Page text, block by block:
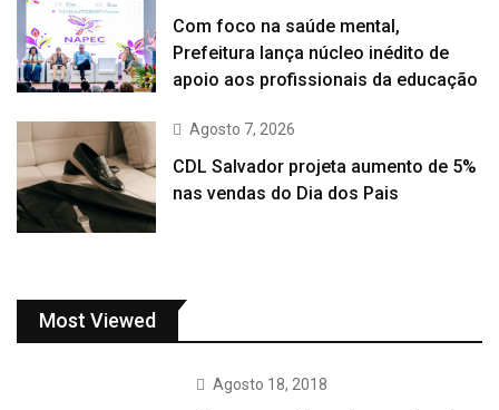
Com foco na saúde mental,
Prefeitura lança núcleo inédito de
apoio aos profissionais da educação
Agosto 7, 2026
CDL Salvador projeta aumento de 5%
nas vendas do Dia dos Pais
Most Viewed
Agosto 18, 2018